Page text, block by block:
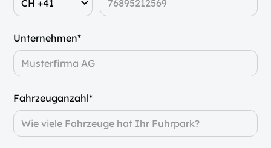
Unternehmen*
Fahrzeuganzahl*